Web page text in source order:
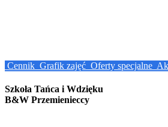
Cennik Grafik zajęć Oferty specjalne
Szkoła Tańca i Wdzięku
B&W Przemienieccy